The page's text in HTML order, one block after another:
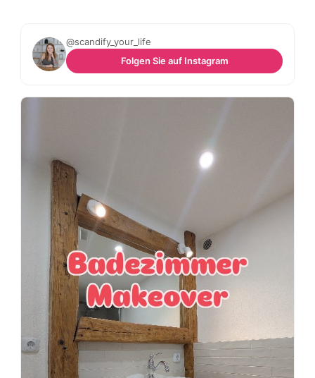
@scandify_your_life
Folgen Sie auf Instagram